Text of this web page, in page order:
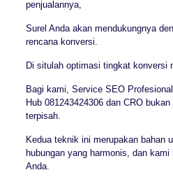
penjualannya,
Surel Anda akan mendukungnya
rencana konversi.
Di situlah optimasi tingkat konversi
Bagi kami, Service SEO
Hub 081243424306 dan CRO
terpisah.
Kedua teknik ini merupakan bahan
hubungan yang harmonis, dan
Anda.